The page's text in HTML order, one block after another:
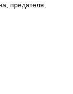
предателя,